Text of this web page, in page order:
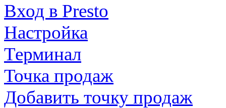
Вход в Presto
Настройка
Терминал
Точка продаж
Добавить точку продаж